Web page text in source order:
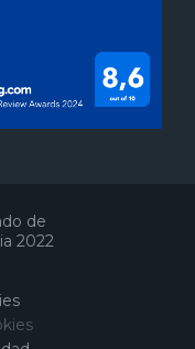
de
2022